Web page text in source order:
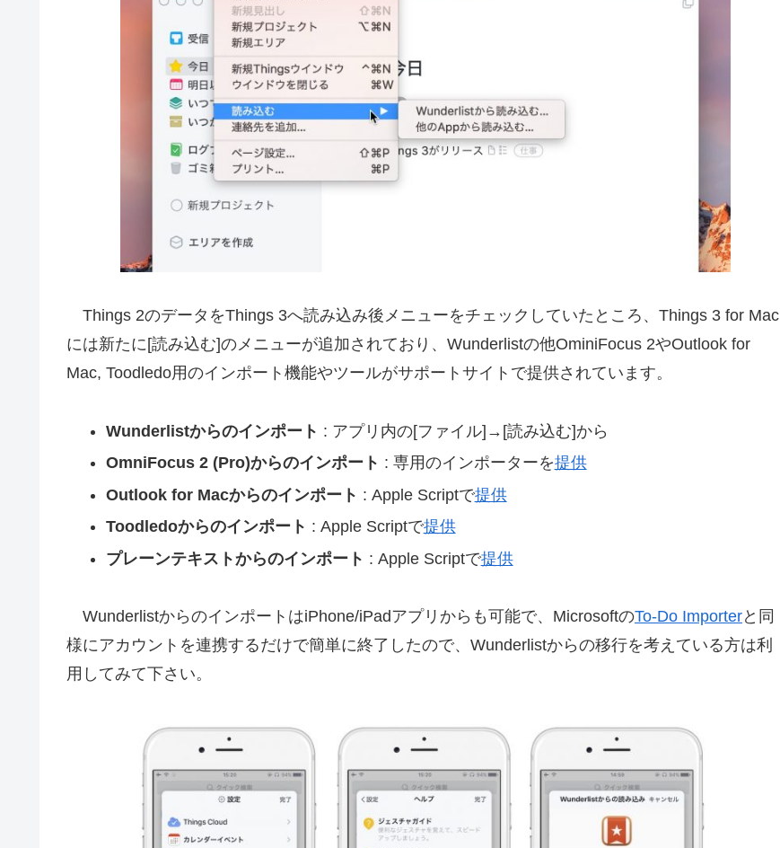
Things 2のデータをThings 3へ読み込み後メニューをチェックしていたところ、Things 3 for Mac
には新たに[読み込む]のメニューが追加されており、Wunderlistの他OminiFocus 2やOutlook for
Mac, Toodledo用のインポート機能やツールがサポートサイトで提供されています。
Wunderlistからのインポート : アプリ内の[ファイル]→[読み込む]から
OmniFocus 2 (Pro)からのインポート : 専用のインポーターを提供
Outlook for Macからのインポート : Apple Scriptで提供
Toodledoからのインポート : Apple Scriptで提供
プレーンテキストからのインポート : Apple Scriptで提供
WunderlistからのインポートはiPhone/iPadアプリからも可能で、MicrosoftのTo-Do Importerと同
様にアカウントを連携するだけで簡単に終了したので、Wunderlistからの移行を考えている方は利
用してみて下さい。